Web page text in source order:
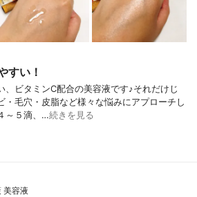
すい！
、ビタミンC配合の美容液です♪それだけじ
・毛穴・皮脂など様々な悩みにアプローチし
～５滴、…続きを見る
美容液